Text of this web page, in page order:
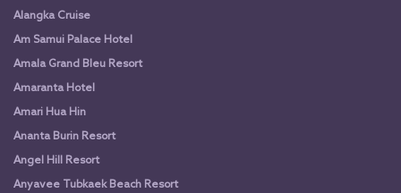
Alangka Cruise
Am Samui Palace Hotel
Amala Grand Bleu Resort
Amaranta Hotel
Amari Hua Hin
Ananta Burin Resort
Angel Hill Resort
Anyavee Tubkaek Beach Resort